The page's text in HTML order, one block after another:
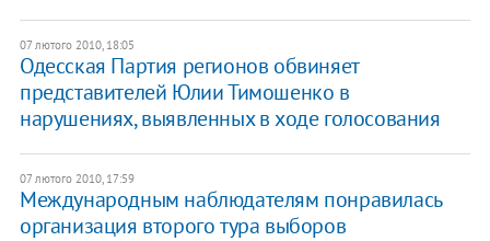
07 лютого 2010, 18:05
Одесская Партия регионов обвиняет
представителей Юлии Тимошенко в
нарушениях, выявленных в ходе голосования
07 лютого 2010, 17:59
Международным наблюдателям понравилась
организация второго тура выборов